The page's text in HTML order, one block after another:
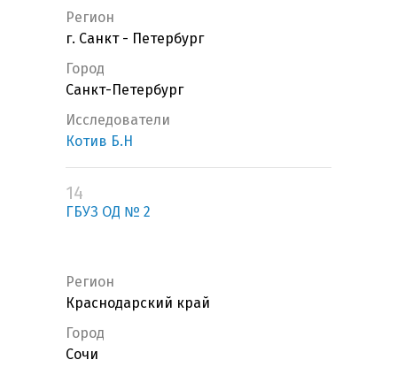
Регион
г. Санкт - Петербург
Город
Санкт-Петербург
Исследователи
Котив Б.Н
14
ГБУЗ ОД № 2
Регион
Краснодарский край
Город
Сочи